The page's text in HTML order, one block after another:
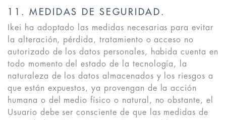
11. MEDIDAS DE SEGURIDAD.
Ikei ha adoptado las medidas necesarias para evitar
la alteración, pérdida, tratamiento o acceso no
autorizado de los datos personales, habida cuenta en
todo momento del estado de la tecnología, la
naturaleza de los datos almacenados y los riesgos a
que están expuestos, ya provengan de la acción
humana o del medio físico o natural, no obstante, el
Usuario debe ser consciente de que las medidas de